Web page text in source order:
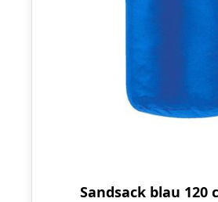
Sandsack blau 120